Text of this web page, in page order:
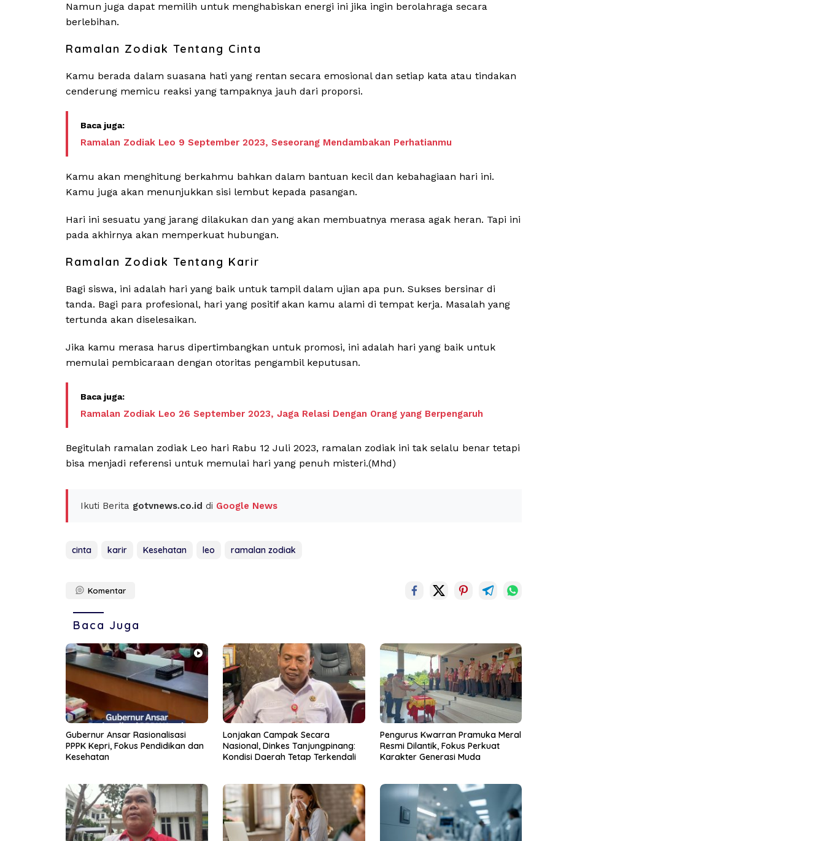
Namun juga dapat memilih untuk menghabiskan energi ini jika ingin berolahraga secara
berlebihan.
Ramalan Zodiak Tentang Cinta
Kamu berada dalam suasana hati yang rentan secara emosional dan setiap kata atau tindakan
cenderung memicu reaksi yang tampaknya jauh dari proporsi.
Ramalan Zodiak Leo 9 September 2023, Seseorang Mendambakan Perhatianmu
Kamu akan menghitung berkahmu bahkan dalam bantuan kecil dan kebahagiaan hari ini.
Kamu juga akan menunjukkan sisi lembut kepada pasangan.
Hari ini sesuatu yang jarang dilakukan dan yang akan membuatnya merasa agak heran. Tapi ini
pada akhirnya akan memperkuat hubungan.
Ramalan Zodiak Tentang Karir
Bagi siswa, ini adalah hari yang baik untuk tampil dalam ujian apa pun. Sukses bersinar di
tanda. Bagi para profesional, hari yang positif akan kamu alami di tempat kerja. Masalah yang
tertunda akan diselesaikan.
Jika kamu merasa harus dipertimbangkan untuk promosi, ini adalah hari yang baik untuk
memulai pembicaraan dengan otoritas pengambil keputusan.
Ramalan Zodiak Leo 26 September 2023, Jaga Relasi Dengan Orang yang Berpengaruh
Begitulah ramalan zodiak Leo hari Rabu 12 Juli 2023, ramalan zodiak ini tak selalu benar tetapi
bisa menjadi referensi untuk memulai hari yang penuh misteri.(Mhd)
Ikuti Berita gotvnews.co.id di Google News
cinta karir Kesehatan leo ramalan zodiak
Komentar
Baca Juga
Gubernur Ansar Rasionalisasi
PPPK Kepri, Fokus Pendidikan dan
Kesehatan
Lonjakan Campak Secara
Nasional, Dinkes Tanjungpinang:
Kondisi Daerah Tetap Terkendali
Pengurus Kwarran Pramuka Meral
Resmi Dilantik, Fokus Perkuat
Karakter Generasi Muda